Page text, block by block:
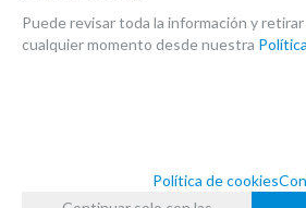
Puede revisar toda la información y
cualquier momento desde nuestra
Política de cookies